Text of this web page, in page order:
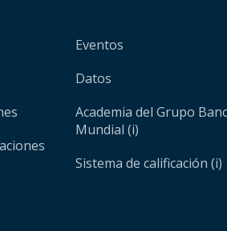
Eventos
Datos
Academia del Grupo
Mundial (i)
Sistema de calificación (i)